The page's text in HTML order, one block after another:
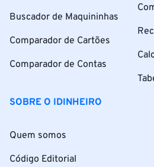
Buscador de Maquininhas
Comparador de Cartões
Comparador de Contas
SOBRE O IDINHEIRO
Quem somos
Código Editorial